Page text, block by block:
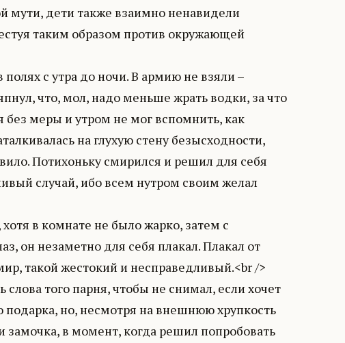
мути, дети также взаимно ненавидели
таким образом против окружающей
с утра до ночи. В армию не взяли –
что, мол, надо меньше жрать водки, за что
без меры и утром не мог вспомнить, как
на глухую стену безысходности,
Потихоньку смирился и решил для себя
случай, ибо всем нутром своим желал
в комнате не было жарко, затем с
он незаметно для себя плакал. Плакал от
такой жестокий и несправедливый.<br />
того парня, чтобы не снимал, если хочет
подарка, но, несмотря на внешнюю хрупкость
в момент, когда решил попробовать